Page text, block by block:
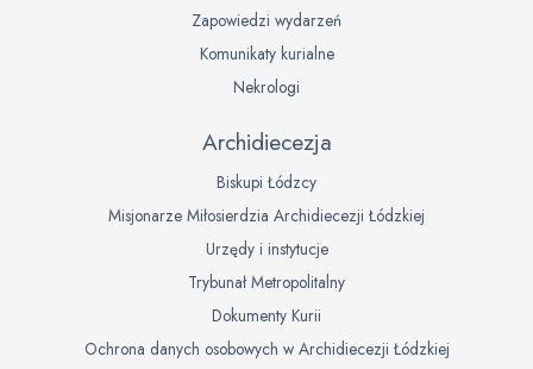
Zapowiedzi wydarzeń
Komunikaty kurialne
Nekrologi
Archidiecezja
Biskupi Łódzcy
Misjonarze Miłosierdzia Archidiecezji Łódzkiej
Urzędy i instytucje
Trybunał Metropolitalny
Dokumenty Kurii
Ochrona danych osobowych w Archidiecezji Łódzkiej